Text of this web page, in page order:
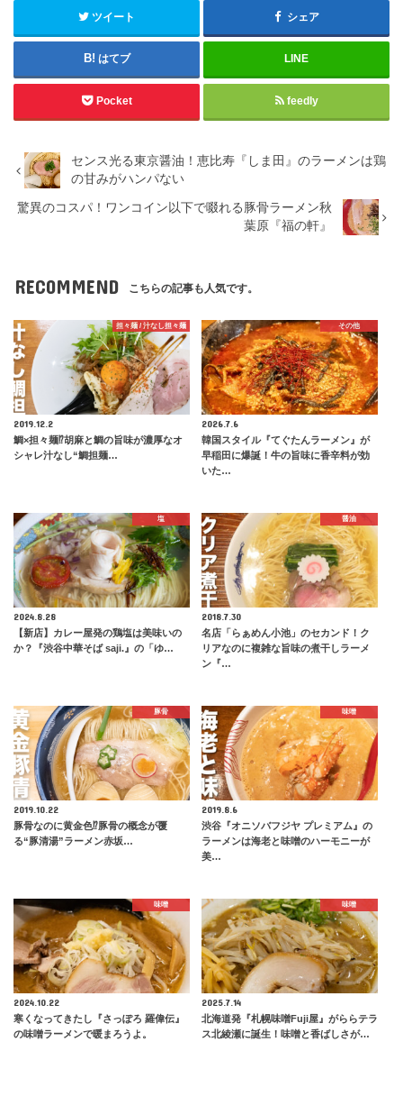
ツイート シェア
はてブ LINE
Pocket feedly
センス光る東京醤油！恵比寿『しま田』のラーメンは鶏
の甘みがハンパない
驚異のコスパ！ワンコイン以下で啜れる豚骨ラーメン秋
葉原『福の軒』
RECOMMEND こちらの記事も人気です。
担々麺 / 汁なし担々麺
2019.12.2
鯛×担々麺⁉︎胡麻と鯛の旨味が濃厚なオ
シャレ汁なし“鯛担麺…
その他
2026.7.6
韓国スタイル『てぐたんラーメン』が
早稲田に爆誕！牛の旨味に香辛料が効
いた…
塩
2024.8.28
【新店】カレー屋発の鶏塩は美味いの
か？『渋谷中華そば saji.』の「ゆ…
醤油
2018.7.30
名店「らぁめん小池」のセカンド！ク
リアなのに複雑な旨味の煮干しラーメ
ン『…
豚骨
2019.10.22
豚骨なのに黄金色⁉︎豚骨の概念が覆
る“豚清湯”ラーメン赤坂…
味噌
2019.8.6
渋谷『オニソバフジヤ プレミアム』の
ラーメンは海老と味噌のハーモニーが
美…
味噌
2024.10.22
寒くなってきたし『さっぽろ 羅偉伝』
の味噌ラーメンで暖まろうよ。
味噌
2025.7.14
北海道発『札幌味噌Fuji屋』がららテラ
ス北綾瀬に誕生！味噌と香ばしさが…